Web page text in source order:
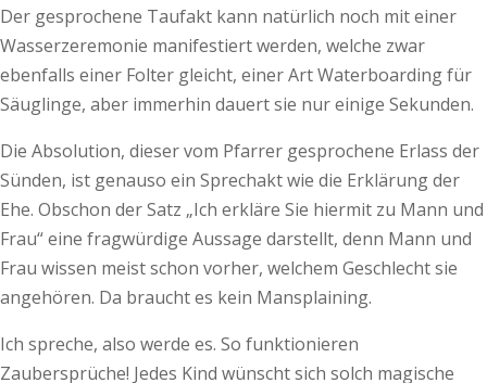
Der gesprochene Taufakt kann natürlich noch mit einer
Wasserzeremonie manifestiert werden, welche zwar
ebenfalls einer Folter gleicht, einer Art Waterboarding für
Säuglinge, aber immerhin dauert sie nur einige Sekunden.
Die Absolution, dieser vom Pfarrer gesprochene Erlass der
Sünden, ist genauso ein Sprechakt wie die Erklärung der
Ehe. Obschon der Satz „Ich erkläre Sie hiermit zu Mann und
Frau“ eine fragwürdige Aussage darstellt, denn Mann und
Frau wissen meist schon vorher, welchem Geschlecht sie
angehören. Da braucht es kein Mansplaining.
Ich spreche, also werde es. So funktionieren
Zaubersprüche! Jedes Kind wünscht sich solch magische